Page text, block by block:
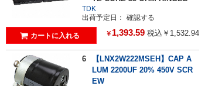
TDK
出荷予定日：
確認する
￥ 1,393.59 税込￥1,532.94
6
【LNX2W222MSEH】CAP A
LUM 2200UF 20% 450V SCR
EW